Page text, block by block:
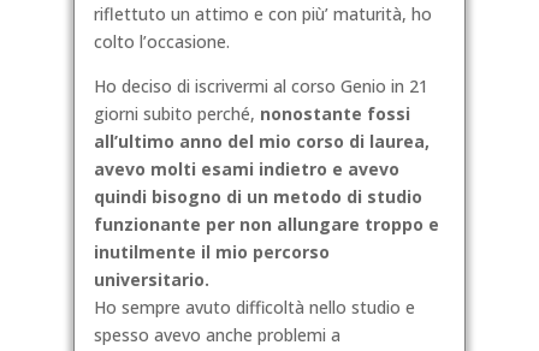
riflettuto un attimo e con più’ maturità, ho
colto l’occasione.
Ho deciso di iscrivermi al corso Genio in 21
giorni subito perché, nonostante fossi
all’ultimo anno del mio corso di laurea,
avevo molti esami indietro e avevo
quindi bisogno di un metodo di studio
funzionante per non allungare troppo e
inutilmente il mio percorso
universitario.
Ho sempre avuto difficoltà nello studio e
spesso avevo anche problemi a